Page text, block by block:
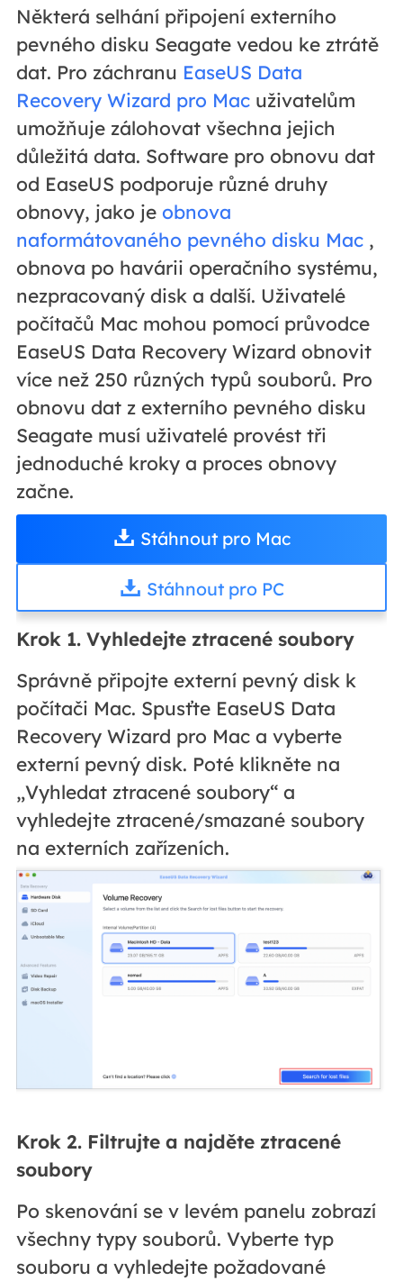
Některá selhání připojení externího
pevného disku Seagate vedou ke ztrátě
dat. Pro záchranu EaseUS Data
Recovery Wizard pro Macuživatelům
umožňuje zálohovat všechna jejich
důležitá data. Software pro obnovu dat
od EaseUS podporuje různé druhy
obnovy, jako je obnova
naformátovaného pevného disku Mac,
obnova po havárii operačního systému,
nezpracovaný disk a další. Uživatelé
počítačů Mac mohou pomocí průvodce
EaseUS Data Recovery Wizard obnovit
více než 250 různých typů souborů. Pro
obnovu dat z externího pevného disku
Seagate musí uživatelé provést tři
jednoduché kroky a proces obnovy
začne.
Stáhnout pro Mac
Stáhnout pro PC
Krok 1. Vyhledejte ztracené soubory
Správně připojte externí pevný disk k
počítači Mac. Spusťte EaseUS Data
Recovery Wizard pro Mac a vyberte
externí pevný disk. Poté klikněte na
„Vyhledat ztracené soubory“ a
vyhledejte ztracené/smazané soubory
na externích zařízeních.
Krok 2. Filtrujte a najděte ztracené
soubory
Po skenování se v levém panelu zobrazí
všechny typy souborů. Vyberte typ
souboru a vyhledejte požadované